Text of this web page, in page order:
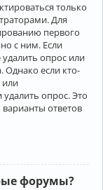
только
Для
первого
с ним. Если
опрос или
Однако если кто-
или
опрос. Это
ответов
форумы?